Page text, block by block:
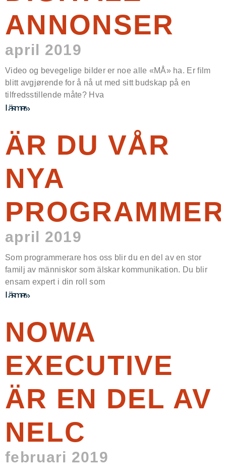
ANNONSER
april 2019
Video og bevegelige bilder er noe alle «MÅ» ha. Er film
blitt avgjørende for å nå ut med sitt budskap på en
tilfredsstillende måte? Hva
Läs mer »
ÄR DU VÅR
NYA
april 2019
Som programmerare hos oss blir du en del av en stor
familj av människor som älskar kommunikation. Du blir
ensam expert i din roll som
Läs mer »
NOWA
EXECUTIVE
ÄR EN DEL AV
NELC
februari 2019